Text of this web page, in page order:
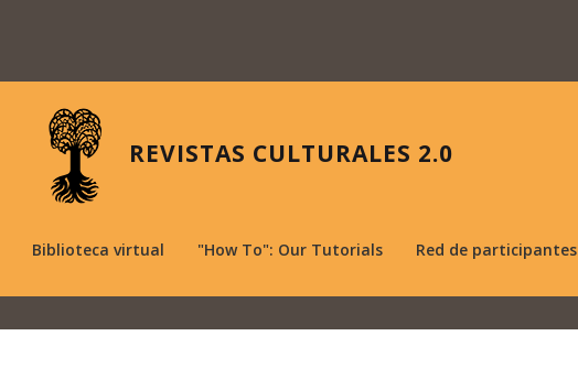
REVISTAS CULTURALES 2.0
Biblioteca virtual "How To": Our Tutorials Red de participantes